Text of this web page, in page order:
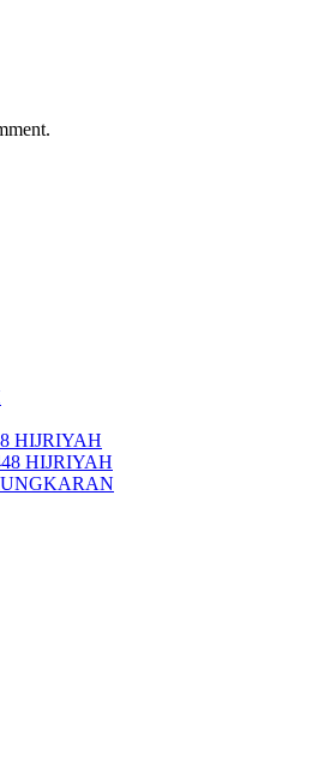
HIJRIYAH
HIJRIYAH